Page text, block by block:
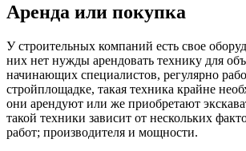
Аренда или покупка
У строительных компаний есть свое
них нет нужды арендовать технику для
начинающих специалистов, регулярно
стройплощадке, такая техника крайне
они арендуют или же приобретают
такой техники зависит от нескольких
работ; производителя и мощности.